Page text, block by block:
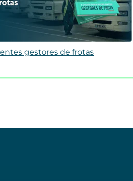
gestores de frotas